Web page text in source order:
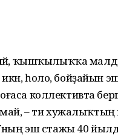
ҡышҡылыҡҡа
икән, һоло, бойҙайын
бергә
– ти хужалыҡтың
эш стажы 40